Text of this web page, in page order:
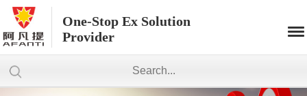
One-Stop Ex Solution
Provider